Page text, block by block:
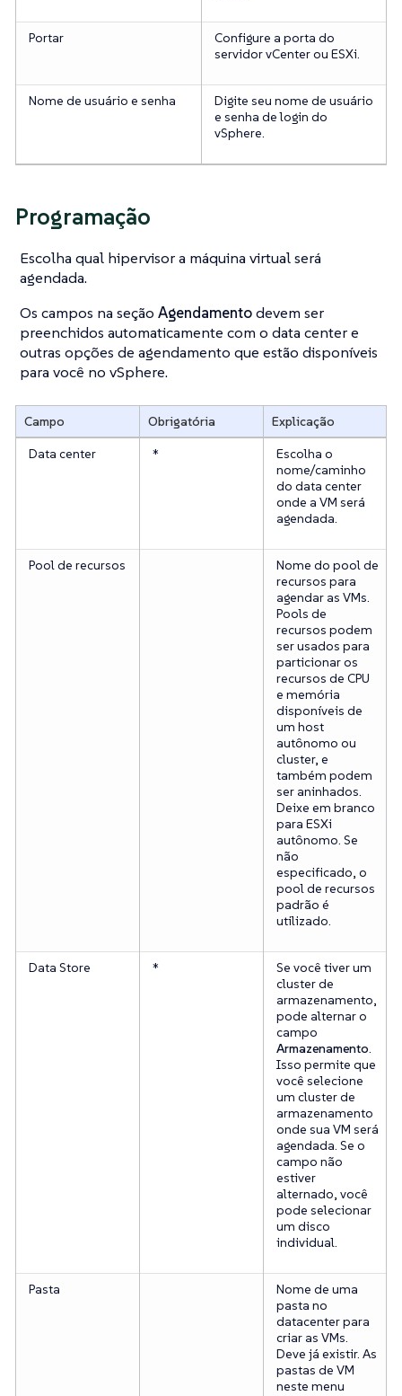
Portar
Configure a porta do
servidor vCenter ou ESXi.
Nome de usuário e senha
Digite seu nome de usuário
e senha de login do
vSphere.
Programação
Escolha qual hipervisor a máquina virtual será
agendada.
Os campos na seção Agendamentodevem ser
preenchidos automaticamente com o data center e
outras opções de agendamento que estão disponíveis
para você no vSphere.
Campo Obrigatória
Explicação
Data center
*
Escolha o
nome/caminho
do data center
onde a VM será
agendada.
Pool de recursos
Nome do pool de
recursos para
agendar as VMs.
Pools de
recursos podem
ser usados para
particionar os
recursos de CPU
e memória
disponíveis de
um host
autônomo ou
cluster, e
também podem
ser aninhados.
Deixe em branco
para ESXi
autônomo. Se
não
especificado, o
pool de recursos
padrão é
utilizado.
Data Store *
Se você tiver um
cluster de
armazenamento,
pode alternar o
campo
Armazenamento.
Isso permite que
você selecione
um cluster de
armazenamento
onde sua VM será
agendada. Se o
campo não
estiver
alternado, você
pode selecionar
um disco
individual.
Pasta
Nome de uma
pasta no
datacenter para
criar as VMs.
Deve já existir. As
pastas de VM
neste menu